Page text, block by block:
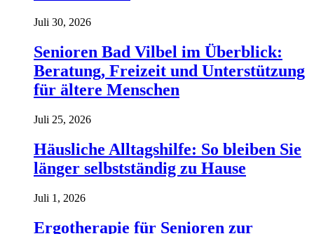
Juli 30, 2026
Senioren Bad Vilbel im Überblick:
Beratung, Freizeit und Unterstützung
für ältere Menschen
Juli 25, 2026
Häusliche Alltagshilfe: So bleiben Sie
länger selbstständig zu Hause
Juli 1, 2026
Ergotherapie für Senioren zur